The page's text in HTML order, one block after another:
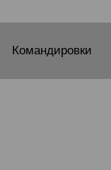
Командировки